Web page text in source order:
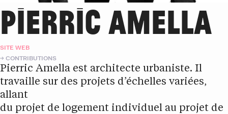
PIERRIC AMELLA
SITE WEB
CONTRIBUTIONS
Pierric Amella est architecte urbaniste. Il
travaille sur des projets d’échelles variées,
allant
du projet de logement individuel au projet de